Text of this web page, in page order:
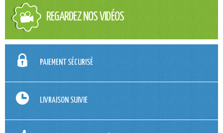
REGARDEZ NOS VIDÉOS
PAIEMENT SÉCURISÉ
LIVRAISON SUIVIE